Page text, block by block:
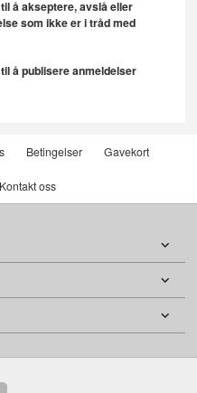
å akseptere, avslå eller
som ikke er i tråd med
å publisere anmeldelser
Betingelser Gavekort
Kontakt oss